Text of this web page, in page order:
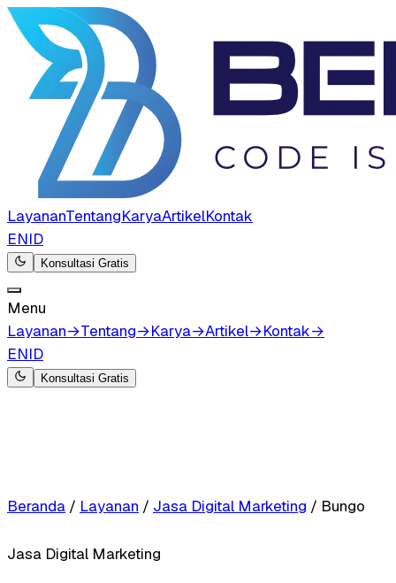
LayananTentangKaryaArtikelKontak
ENID
Konsultasi Gratis
Menu
Layanan→Tentang→Karya→Artikel→Kontak→
ENID
Konsultasi Gratis
Beranda / Layanan / Jasa Digital Marketing / Bungo
Jasa Digital Marketing